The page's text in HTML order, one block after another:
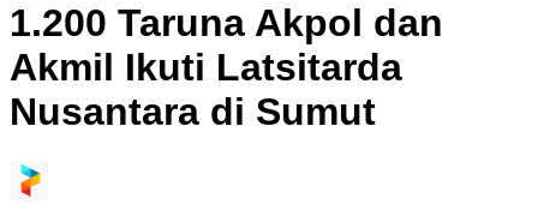
1.200 Taruna Akpol dan
Akmil Ikuti Latsitarda
Nusantara di Sumut